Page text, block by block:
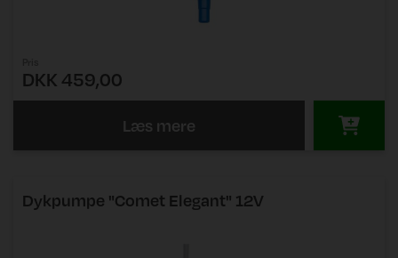
DKK 459,00
Læs mere
Dykpumpe "Comet Elegant" 12V